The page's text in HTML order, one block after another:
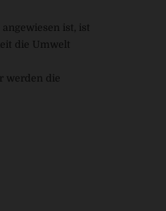
ist, ist
die Umwelt
werden die